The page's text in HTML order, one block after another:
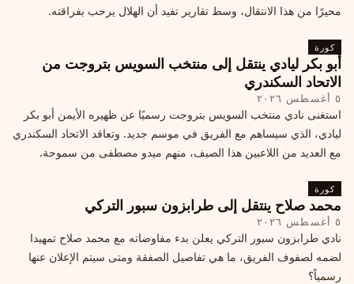
محيرًا من هذا الانتقال، وسط تقارير تفيد أن الهلال يرحب بفراقته.
كورة
أبو بكر ليادي ينتقل إلى منتخب السويس بتروجت من
الاتحاد السكندري
٥ أغسطس ٢٠٢٦
استغنى نادي منتخب السويس بتروجت رسميًا عن ظهيره الأيمن أبو بكر
ليادي، الذي سيساهم مع الفريق في موسم جديد. وتعاقد الاتحاد السكندري
مع العديد من اللاعبين هذا الصيف، منهم ميدو مصطفى من سموحة.
كورة
محمد صلاح ينتقل إلى طرابزون سبور التركي
٥ أغسطس ٢٠٢٦
نادي طرابزون سبور التركي يعلن بدء مفاوضاته مع محمد صلاح تمهيدا
لضمه لصفوف الفريق، ما هي تفاصيل الصفقة ومتى سيتم الإعلان عنها
رسمياً؟